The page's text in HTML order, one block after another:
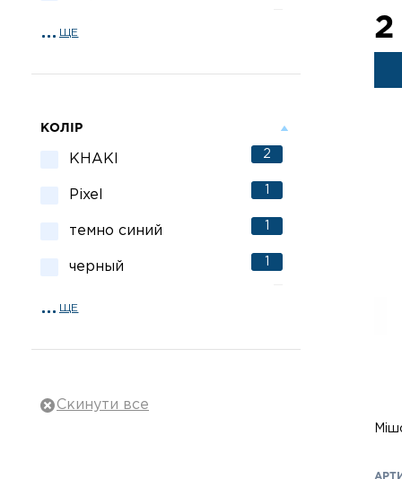
ЩЕ
КОЛІР
KHAKI 2
Pixel
темно синий
черный
ЩЕ